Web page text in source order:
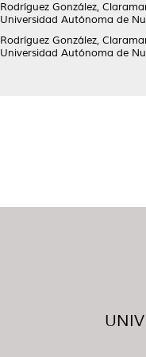
Rodríguez González,
Universidad Autónoma de
Rodríguez González,
Universidad Autónoma de